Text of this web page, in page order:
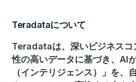
Teradataについて
Teradataは、深いビジネスコ
性の高いデータに基づき、AI
（インテリジェンス）」を、